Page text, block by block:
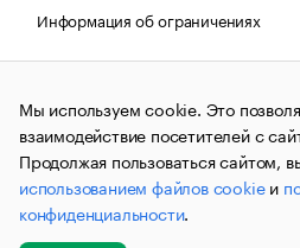
Информация об ограничениях
Правовая информация
О
© АО «РОСБИЗНЕСКОНСАЛТИНГ»,
и материалы информационного
(зарегистрировано Федеральной
связи, информационных
коммуникаций (Роскомнадзор)
№ФС77-63848) сопровождаются
публикации могут содержать
Мы используем cookie. Это
взаимодействие посетителей с
Продолжая пользоваться сайтом,
использованием файлов cookieи
конфиденциальности.